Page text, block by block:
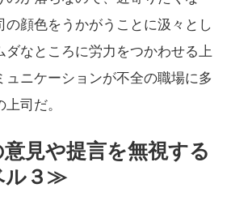
の顔色をうかがうことに汲々とし
ダなところに労力をつかわせる上
ュニケーションが不全の職場に多
司だ。
意見や提言を無視する
ル３≫